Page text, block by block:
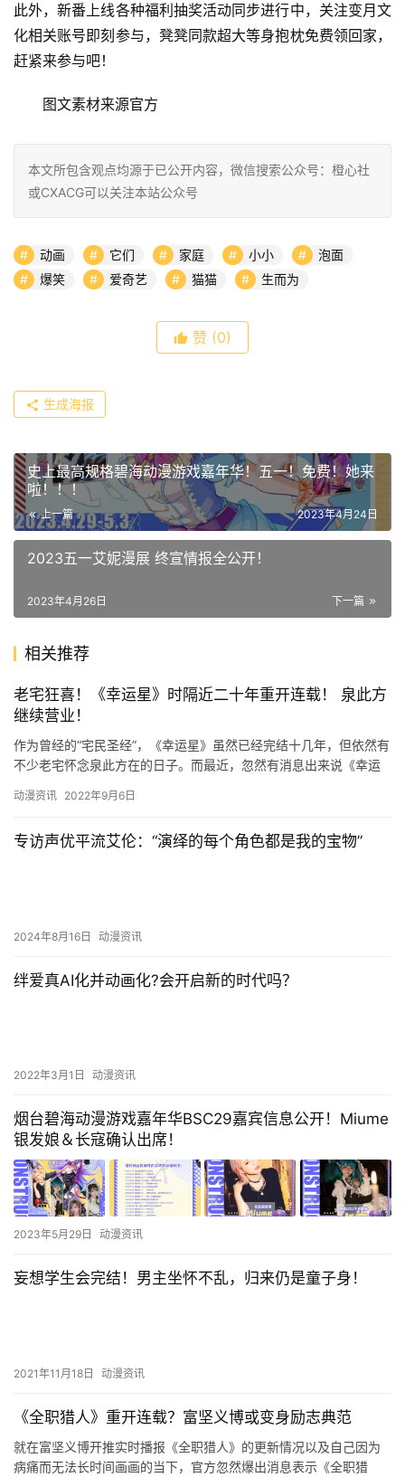
此外，新番上线各种福利抽奖活动同步进行中，关注变月文
化相关账号即刻参与，凳凳同款超大等身抱枕免费领回家，
赶紧来参与吧！
图文素材来源官方
本文所包含观点均源于已公开内容，微信搜索公众号：橙心社
或CXACG可以关注本站公众号
动画 它们 家庭 小小
泡面
爆笑
爱奇艺 猫猫 生而为
赞 (0)
生成海报
史上最高规格碧海动漫游戏嘉年华！五一！免费！她来
啦！！！
上一篇 2023年4月24日
2023五一艾妮漫展 终宣情报全公开！
下一篇
2023年4月26日
相关推荐
老宅狂喜！《幸运星》时隔近二十年重开连载！ 泉此方
继续营业！
作为曾经的“宅民圣经”，《幸运星》虽然已经完结十几年，但依然有
不少老宅怀念泉此方在的日子。而最近，忽然有消息出来说《幸运
起，…
动漫资讯 2022年9月6日
专访声优平流艾伦：“演绎的每个角色都是我的宝物”
2024年8月16日 动漫资讯
绊爱真AI化并动画化?会开启新的时代吗？
2022年3月1日 动漫资讯
烟台碧海动漫游戏嘉年华BSC29嘉宾信息公开！Miume
银发娘＆长寇确认出席！
2023年5月29日 动漫资讯
妄想学生会完结！男主坐怀不乱，归来仍是童子身！
2021年11月18日 动漫资讯
《全职猎人》重开连载？富坚义博或变身励志典范
就在富坚义博开推实时播报《全职猎人》的更新情况以及自己因为
病痛而无法长时间画画的当下，官方忽然爆出消息表示《全职猎